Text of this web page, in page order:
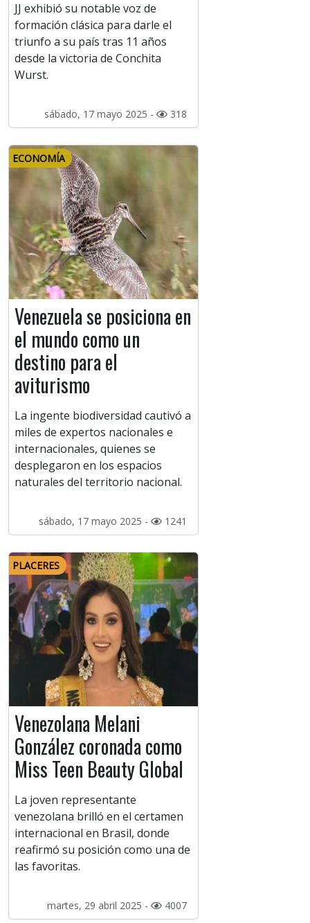
JJ exhibió su notable voz de
formación clásica para darle el
triunfo a su país tras 11 años
desde la victoria de Conchita
Wurst.
sábado, 17 mayo 2025 - 318
ECONOMÍA
Venezuela se posiciona en
el mundo como un
destino para el
aviturismo
La ingente biodiversidad cautivó a
miles de expertos nacionales e
internacionales, quienes se
desplegaron en los espacios
naturales del territorio nacional.
sábado, 17 mayo 2025 - 1241
PLACERES
Venezolana Melani
González coronada como
Miss Teen Beauty Global
La joven representante
venezolana brilló en el certamen
internacional en Brasil, donde
reafirmó su posición como una de
las favoritas.
martes, 29 abril 2025 - 4007